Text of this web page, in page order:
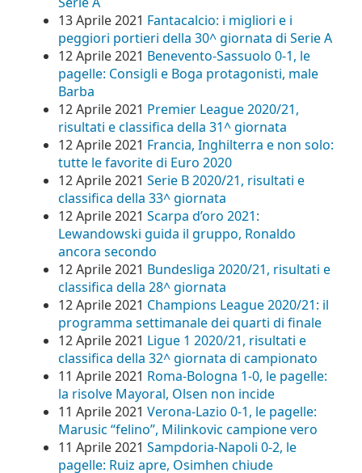
13 Aprile 2021 Fantacalcio: i migliori e i
peggiori portieri della 30^ giornata di Serie A
12 Aprile 2021 Benevento-Sassuolo 0-1, le
pagelle: Consigli e Boga protagonisti, male
Barba
12 Aprile 2021 Premier League 2020/21,
risultati e classifica della 31^ giornata
12 Aprile 2021 Francia, Inghilterra e non solo:
tutte le favorite di Euro 2020
12 Aprile 2021 Serie B 2020/21, risultati e
classifica della 33^ giornata
12 Aprile 2021 Scarpa d’oro 2021:
Lewandowski guida il gruppo, Ronaldo
ancora secondo
12 Aprile 2021 Bundesliga 2020/21, risultati e
classifica della 28^ giornata
12 Aprile 2021 Champions League 2020/21: il
programma settimanale dei quarti di finale
12 Aprile 2021 Ligue 1 2020/21, risultati e
classifica della 32^ giornata di campionato
11 Aprile 2021 Roma-Bologna 1-0, le pagelle:
la risolve Mayoral, Olsen non incide
11 Aprile 2021 Verona-Lazio 0-1, le pagelle:
Marusic “felino”, Milinkovic campione vero
11 Aprile 2021 Sampdoria-Napoli 0-2, le
pagelle: Ruiz apre, Osimhen chiude